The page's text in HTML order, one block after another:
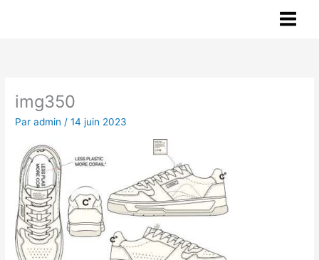
img350
Paradmin /14 juin 2023